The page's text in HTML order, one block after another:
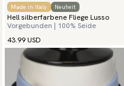
Made in Italy Neuheit
Hell silberfarbene Fliege Lusso
Vorgebunden | 100% Seide
43.99 USD